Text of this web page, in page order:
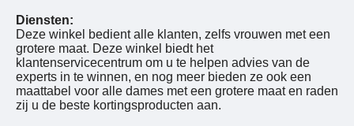
Diensten:
Deze winkel bedient alle klanten, zelfs vrouwen met een
grotere maat. Deze winkel biedt het
klantenservicecentrum om u te helpen advies van de
experts in te winnen, en nog meer bieden ze ook een
maattabel voor alle dames met een grotere maat en raden
zij u de beste kortingsproducten aan.